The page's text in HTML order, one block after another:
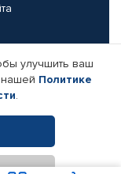
компании
улучшить ваш
нашей Политике
.